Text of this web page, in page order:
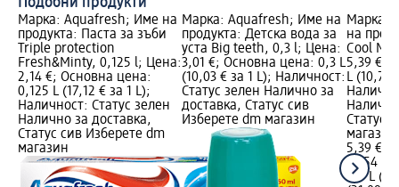
Марка: Aquafresh; Име на
продукта: Паста за зъби
Triple protection
Fresh&Minty, 0,125 l; Цена:
2,14 €; Основна цена:
0,125 L (17,12 € за 1 L);
Наличност: Статус зелен
Налично за доставка,
Статус сив Изберете dm
магазин
Марка: Aquafresh; Име на
продукта: Детска вода за
уста Big teeth, 0,3 l; Цена:
3,01 €; Основна цена: 0,3 L
(10,03 € за 1 L); Наличност:
Статус зелен Налично за
доставка, Статус сив
Изберете dm магазин
Марка:
на
Cool
5,39 €;
L (10,78
Статус
магазин
5,39 €
10,54 лв.
0,5 L